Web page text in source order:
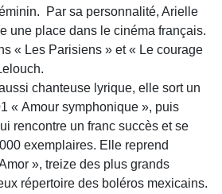
Par sa personnalité, Arielle
une place dans le cinéma français.
« Les Parisiens » et « Le courage
chanteuse lyrique, elle sort un
« Amour symphonique », puis
rencontre un franc succès et se
exemplaires. Elle reprend
», treize des plus grands
répertoire des boléros mexicains.